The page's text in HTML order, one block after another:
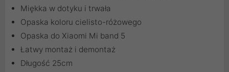
Miękka w dotyku i trwała
Opaska koloru cielisto-różowego
Opaska do Xiaomi Mi band 5
Łatwy montaż i demontaż
Długość 25cm